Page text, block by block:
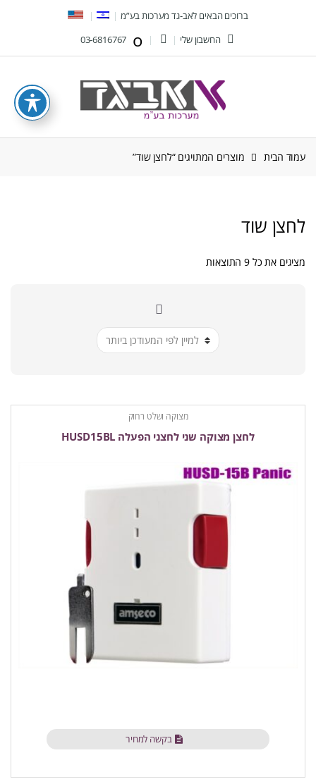
ברוכים הבאים לאב-גד מערכות בע”מ
החשבון שלי
עמוד הבית מוצרים המתויגים “לחצן שוד”
לחצן שוד
מציגים את כל ⁦9⁩ התוצאות
ממוין
ביותר
מצוקה ושלט רחוק
לחצן מצוקה שני לחצני הפעלה HUSD15BL
בקשה למחיר